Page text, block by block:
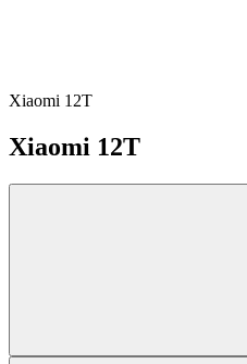
Xiaomi 12T
Xiaomi 12T